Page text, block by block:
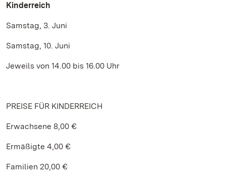
Kinderreich
Samstag, 3. Juni
Samstag, 10. Juni
Jeweils von 14.00 bis 16.00 Uhr
PREISE FÜR KINDERREICH
Erwachsene 8,00 €
Ermäßigte 4,00 €
Familien 20,00 €